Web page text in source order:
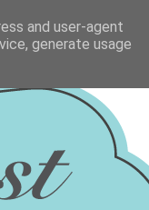
and user-agent
generate usage